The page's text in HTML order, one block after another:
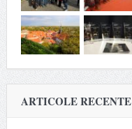
ARTICOLE RECENTE